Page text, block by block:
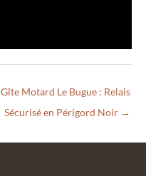
Gîte Motard Le Bugue : Relais
Sécurisé en Périgord Noir →